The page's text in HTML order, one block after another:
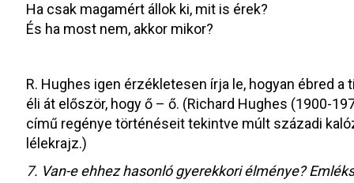
Ha csak magamért állok ki, mit is érek?
És ha most nem, akkor mikor?
R. Hughes igen érzékletesen írja le, hogyan ébred a
éli át először, hogy ő – ő. (Richard Hughes (1900-
című regénye történéseit tekintve múlt századi
lélekrajz.)
7. Van-e ehhez hasonló gyerekkori élménye?